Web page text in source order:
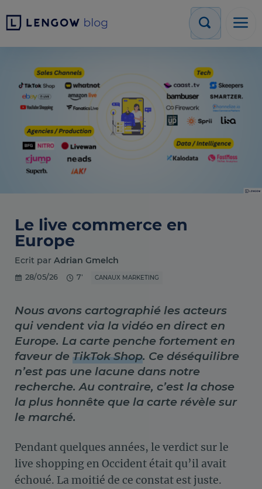
Le live commerce en
Europe
Ecrit par Adrian Gmelch
28/05/26 7' CANAUX MARKETING
Nous avons cartographié les acteurs
qui vendent via la vidéo en direct en
Europe. La carte penche fortement en
faveur de TikTok Shop. Ce déséquilibre
n’est pas une lacune dans notre
recherche. Au contraire, c’est la chose
la plus honnête que la carte révèle sur
le marché.
Pendant quelques années, le verdict sur le
live shopping en Occident était qu’il avait
échoué. La moitié de ce constat est juste.